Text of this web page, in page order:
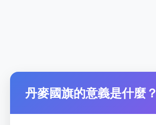
丹麥國旗的意義是什麼？